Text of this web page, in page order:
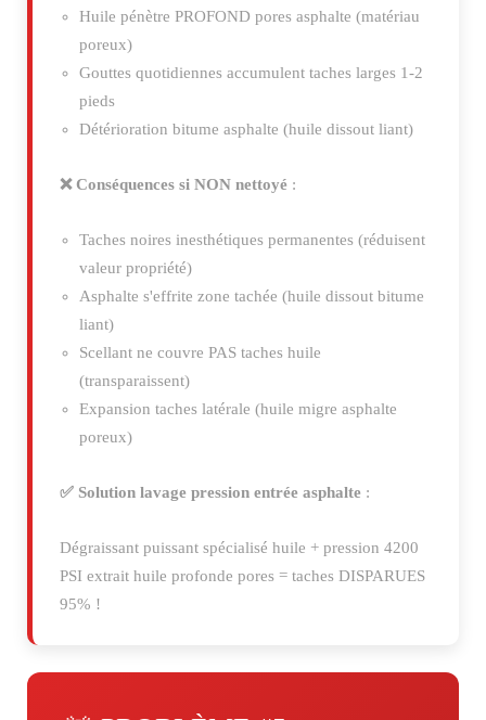
Huile pénètre PROFOND pores asphalte (matériau
poreux)
Gouttes quotidiennes accumulent taches larges 1-2
pieds
Détérioration bitume asphalte (huile dissout liant)
❌ Conséquences si NON nettoyé :
Taches noires inesthétiques permanentes (réduisent
valeur propriété)
Asphalte s'effrite zone tachée (huile dissout bitume
liant)
Scellant ne couvre PAS taches huile
(transparaissent)
Expansion taches latérale (huile migre asphalte
poreux)
✅ Solution lavage pression entrée asphalte :
Dégraissant puissant spécialisé huile + pression 4200
PSI extrait huile profonde pores = taches DISPARUES
95% !